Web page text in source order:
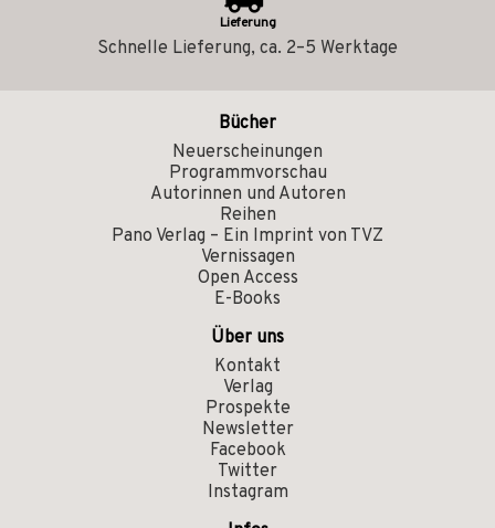
Lieferung
Schnelle Lieferung, ca. 2–5 Werktage
Bücher
Neuerscheinungen
Programmvorschau
Autorinnen und Autoren
Reihen
Pano Verlag – Ein Imprint von TVZ
Vernissagen
Open Access
E-Books
Über uns
Kontakt
Verlag
Prospekte
Newsletter
Facebook
Twitter
Instagram